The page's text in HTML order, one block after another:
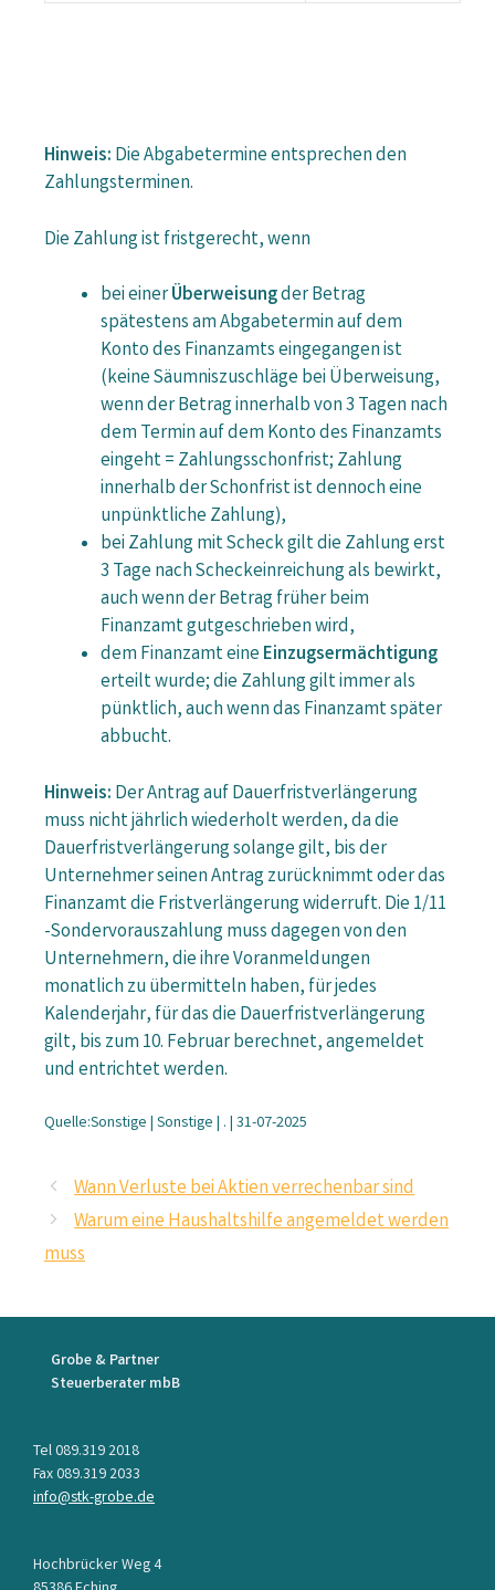
Hinweis: Die Abgabetermine entsprechen den
Zahlungsterminen.
Die Zahlung ist fristgerecht, wenn
bei einerÜberweisungder Betrag
spätestens am Abgabetermin auf dem
Konto des Finanzamts eingegangen ist
(keine Säumniszuschläge bei Überweisung,
wenn der Betrag innerhalb von 3 Tagen nach
dem Termin auf dem Konto des Finanzamts
eingeht = Zahlungsschonfrist; Zahlung
innerhalb der Schonfrist ist dennoch eine
unpünktliche Zahlung),
bei Zahlung mit Scheck gilt die Zahlung erst
3 Tage nach Scheckeinreichung als bewirkt,
auch wenn der Betrag früher beim
Finanzamt gutgeschrieben wird,
dem Finanzamt eine Einzugsermächtigung
erteilt wurde; die Zahlung gilt immer als
pünktlich, auch wenn das Finanzamt später
abbucht.
Hinweis: Der Antrag auf Dauerfristverlängerung
muss nicht jährlich wiederholt werden, da die
Dauerfristverlängerung solange gilt, bis der
Unternehmer seinen Antrag zurücknimmt oder das
Finanzamt die Fristverlängerung widerruft. Die 1/11
-Sondervorauszahlung muss dagegen von den
Unternehmern, die ihre Voranmeldungen
monatlich zu übermitteln haben, für jedes
Kalenderjahr, für das die Dauerfristverlängerung
gilt, bis zum 10. Februar berechnet, angemeldet
und entrichtet werden.
Quelle:Sonstige | Sonstige | . | 31-07-2025
Wann Verluste bei Aktien verrechenbar sind
Warum eine Haushaltshilfe angemeldet werden
muss
Grobe & Partner
Steuerberater mbB
Tel 089.319 2018
Fax 089.319 2033
info@stk-grobe.de
Hochbrücker Weg 4